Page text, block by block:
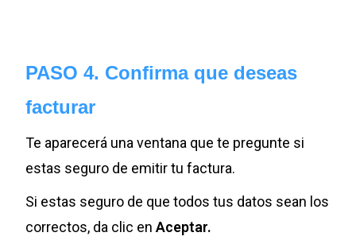
PASO 4. Confirma que deseas
facturar
Te aparecerá una ventana que te pregunte si
estas seguro de emitir tu factura.
Si estas seguro de que todos tus datos sean los
correctos, da clic enAceptar.